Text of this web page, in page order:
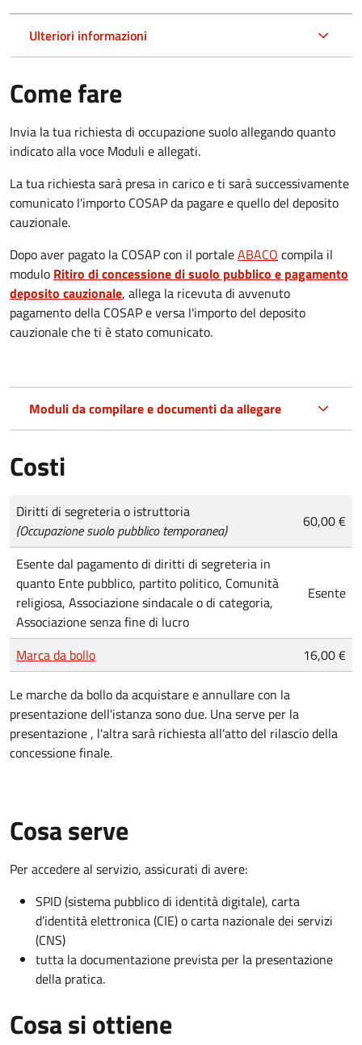
Ulteriori informazioni
Come fare
Invia la tua richiesta di occupazione suolo allegando quanto
indicato alla voce Moduli e allegati.
La tua richiesta sarà presa in carico e ti sarà successivamente
comunicato l'importo COSAP da pagare e quello del deposito
cauzionale.
Dopo aver pagato la COSAP con il portaleABACO compila il
modulo Ritiro di concessione di suolo pubblico e pagamento
deposito cauzionale, allega la ricevuta di avvenuto
pagamento della COSAP e versa l'importo del deposito
cauzionale che ti è stato comunicato.
Moduli da compilare e documenti da allegare
Costi
Tipo di pagamento
Importo
Diritti di segreteria o istruttoria
(Occupazione suolo pubblico temporanea)
60,00 €
Esente dal pagamento di diritti di segreteria in
quanto Ente pubblico, partito politico, Comunità
religiosa, Associazione sindacale o di categoria,
Associazione senza fine di lucro
Esente
Marca da bollo 16,00 €
Le marche da bollo da acquistare e annullare con la
presentazione dell'istanza sono due. Una serve per la
presentazione , l'altra sarà richiesta all'atto del rilascio della
concessione finale.
Cosa serve
Per accedere al servizio, assicurati di avere:
SPID (sistema pubblico di identità digitale), carta
d’identità elettronica (CIE) o carta nazionale dei servizi
(CNS)
tutta la documentazione prevista per la presentazione
della pratica.
Cosa si ottiene